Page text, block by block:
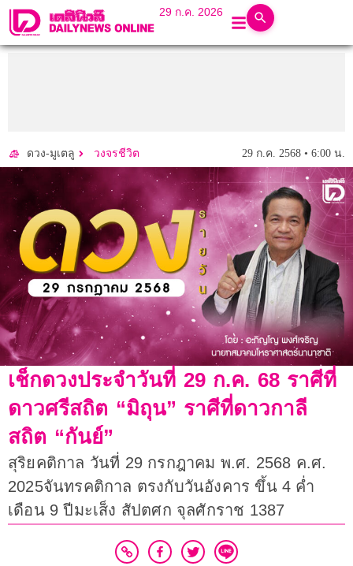
29 ก.ค. 2026
ดวง-มูเตลู วงจรชีวิต 29 ก.ค. 2568 • 6:00 น.
เช็กดวงประจำวันที่ 29 ก.ค. 68 ราศีที่
ดาวศรีสถิต “มิถุน” ราศีที่ดาวกาลี
สถิต “กันย์”
สุริยคติกาล วันที่ 29 กรกฎาคม พ.ศ. 2568 ค.ศ.
2025จันทรคติกาล ตรงกับวันอังคาร ขึ้น 4 ค่ำ
เดือน 9 ปีมะเส็ง สัปตศก จุลศักราช 1387